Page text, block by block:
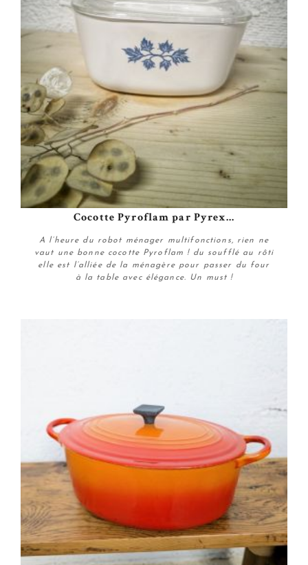
Cocotte Pyroflam par Pyrex...
A l’heure du robot ménager multifonctions, rien ne
vaut une bonne cocotte Pyroflam ! du soufflé au rôti
elle est l’alliée de la ménagère pour passer du four
à la table avec élégance. Un must !